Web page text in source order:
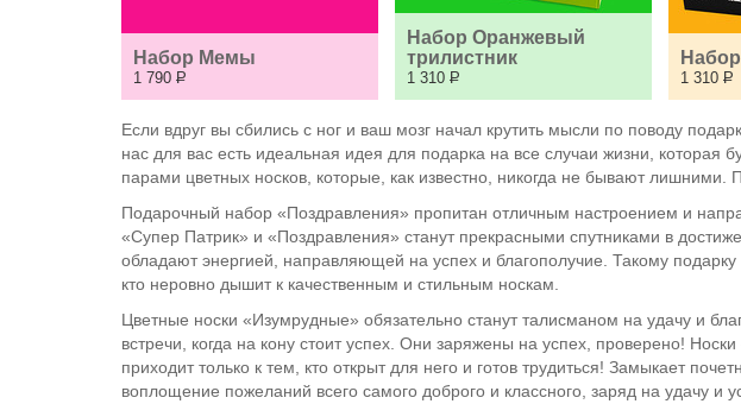
Набор Мемы
1 790 Р
Набор Оранжевый
трилистник
1 310 Р 1 310 Р
Если вдруг вы сбились с ног и ваш мозг начал крутить мысли по поводу
нас для вас есть идеальная идея для подарка на все случаи жизни,
парами цветных носков, которые, как известно, никогда не бывают
Подарочный набор «Поздравления» пропитан отличным настроением и
«Супер Патрик» и «Поздравления» станут прекрасными спутниками в
обладают энергией, направляющей на успех и благополучие. Такому
кто неровно дышит к качественным и стильным носкам.
Цветные носки «Изумрудные» обязательно станут талисманом на удачу и
встречи, когда на кону стоит успех. Они заряжены на успех, проверено!
приходит только к тем, кто открыт для него и готов трудиться! Замыкает
воплощение пожеланий всего самого доброго и классного, заряд на удачу и